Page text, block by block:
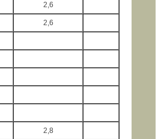
2,6
2,6
2,8